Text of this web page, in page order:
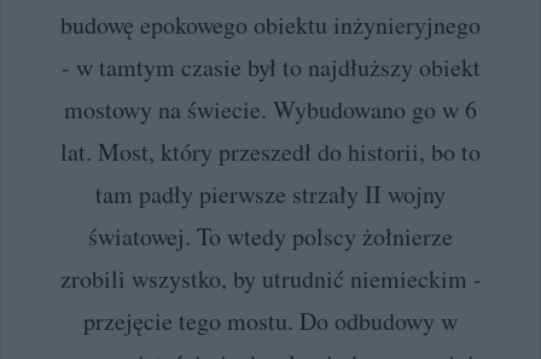
budowę epokowego obiektu inżynieryjnego
- w tamtym czasie był to najdłuższy obiekt
mostowy na świecie. Wybudowano go w 6
lat. Most, który przeszedł do historii, bo to
tam padły pierwsze strzały II wojny
światowej. To wtedy polscy żołnierze
zrobili wszystko, by utrudnić niemieckim -
przejęcie tego mostu. Do odbudowy w